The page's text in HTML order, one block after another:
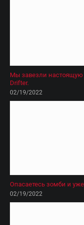
Мы завезли настоящую
Drifter.
02/19/2022
Опасаетесь зомби и
02/19/2022